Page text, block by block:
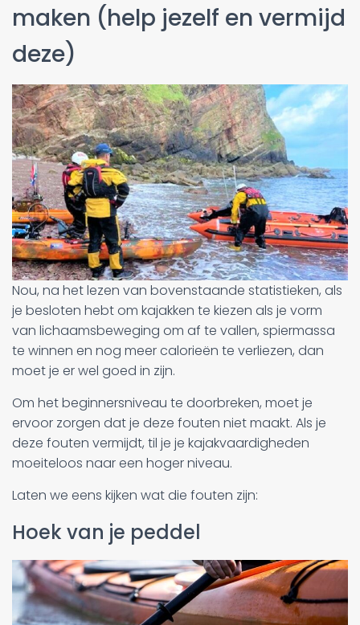
maken (help jezelf en vermijd
deze)
Nou, na het lezen van bovenstaande statistieken, als
je besloten hebt om kajakken te kiezen als je vorm
van lichaamsbeweging om af te vallen, spiermassa
te winnen en nog meer calorieën te verliezen, dan
moet je er wel goed in zijn.
Om het beginnersniveau te doorbreken, moet je
ervoor zorgen dat je deze fouten niet maakt. Als je
deze fouten vermijdt, til je je kajakvaardigheden
moeiteloos naar een hoger niveau.
Laten we eens kijken wat die fouten zijn:
Hoek van je peddel